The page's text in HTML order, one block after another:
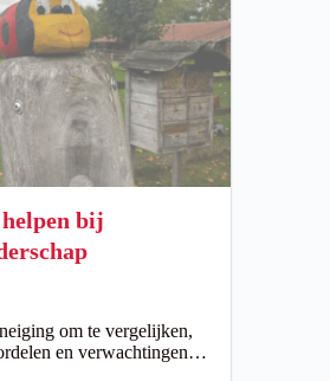
bij
om te vergelijken,
en verwachtingen…